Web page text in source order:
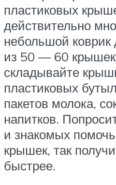
пластиковых
действительно
небольшой коврик
из 50 — 60
складывайте
пластиковых
пакетов молока,
напитков.
и знакомых
крышек, так
быстрее.